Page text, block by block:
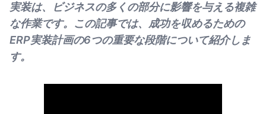
実装は、ビジネスの多くの部分に影響を与える複雑
な作業です。この記事では、成功を収めるための
ERP実装計画の6つの重要な段階について紹介しま
す。